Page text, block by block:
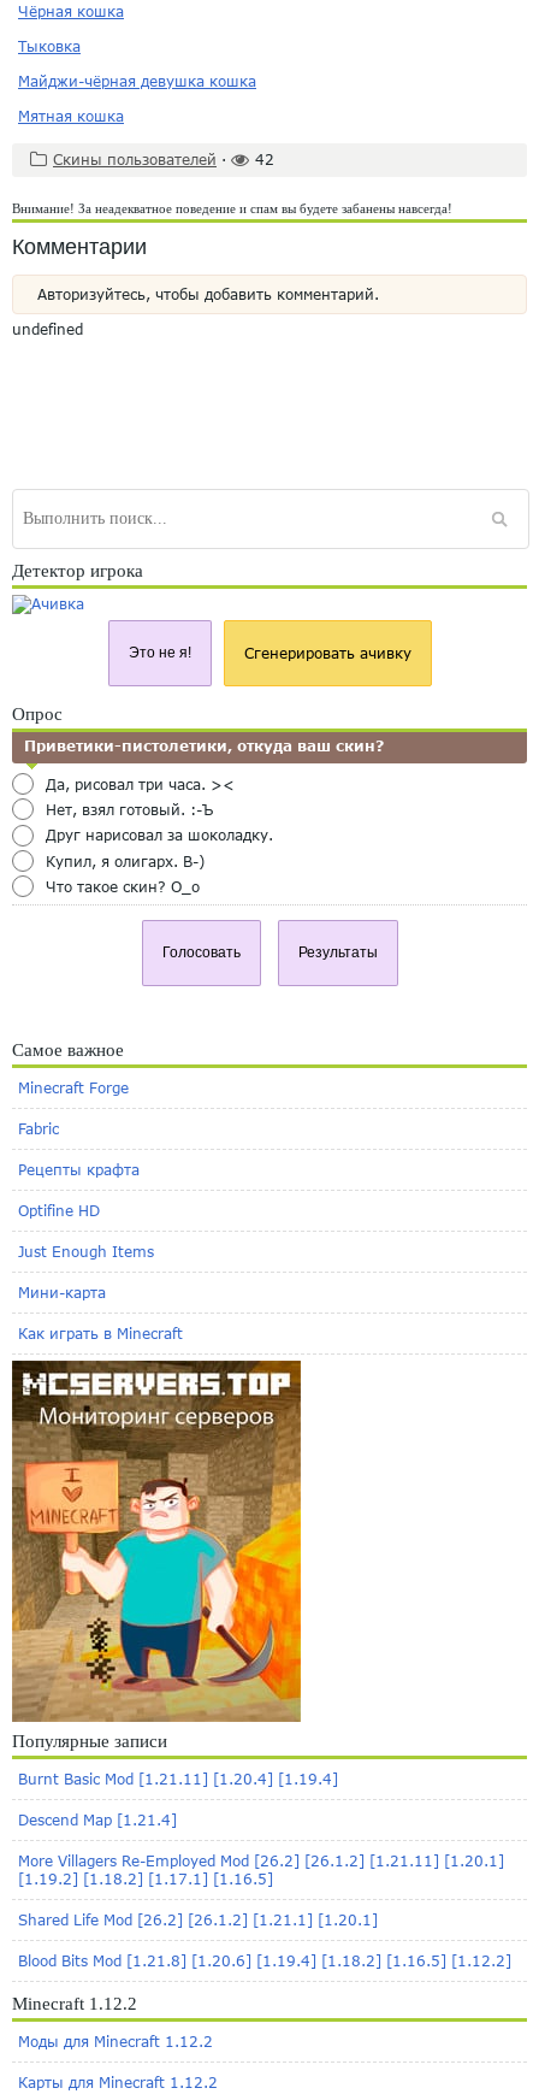
Чёрная кошка
Тыковка
Майджи-чёрная девушка кошка
Мятная кошка
Скины пользователей · 42
Внимание! За неадекватное поведение и спам вы будете забанены навсегда!
Комментарии
Авторизуйтесь, чтобы добавить комментарий.
undefined
Детектор игрока
Это не я! Сгенерировать ачивку
Опрос
Приветики-пистолетики, откуда ваш скин?
Да, рисовал три часа. ><
Нет, взял готовый. :-Ъ
Друг нарисовал за шоколадку.
Купил, я олигарх. B-)
Что такое скин? O_o
Голосовать Результаты
Самое важное
Minecraft Forge
Fabric
Рецепты крафта
Optifine HD
Just Enough Items
Мини-карта
Как играть в Minecraft
Популярные записи
Burnt Basic Mod [1.21.11] [1.20.4] [1.19.4]
Descend Map [1.21.4]
More Villagers Re-Employed Mod [26.2] [26.1.2] [1.21.11] [1.20.1]
[1.19.2] [1.18.2] [1.17.1] [1.16.5]
Shared Life Mod [26.2] [26.1.2] [1.21.1] [1.20.1]
Blood Bits Mod [1.21.8] [1.20.6] [1.19.4] [1.18.2] [1.16.5] [1.12.2]
Minecraft 1.12.2
Моды для Minecraft 1.12.2
Карты для Minecraft 1.12.2